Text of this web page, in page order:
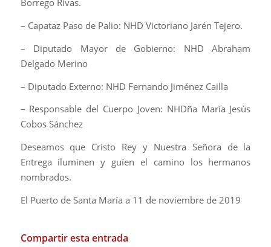
Borrego Rivas.
– Capataz Paso de Palio: NHD Victoriano Jarén Tejero.
– Diputado Mayor de Gobierno: NHD Abraham
Delgado Merino
– Diputado Externo: NHD Fernando Jiménez Cailla
– Responsable del Cuerpo Joven: NHDña María Jesús
Cobos Sánchez
Deseamos que Cristo Rey y Nuestra Señora de la
Entrega iluminen y guíen el camino los hermanos
nombrados.
El Puerto de Santa María a 11 de noviembre de 2019
Compartir esta entrada